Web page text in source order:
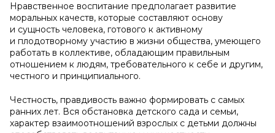
Нравственное воспитание предполагает развитие
моральных качеств, которые составляют основу
и сущность человека, готового к активному
и плодотворному участию в жизни общества, умеющего
работать в коллективе, обладающим правильным
отношением к людям, требовательного к себе и другим,
честного и принципиального.
Честность, правдивость важно формировать с самых
ранних лет. Вся обстановка детского сада и семьи,
характер взаимоотношений взрослых с детьми должны